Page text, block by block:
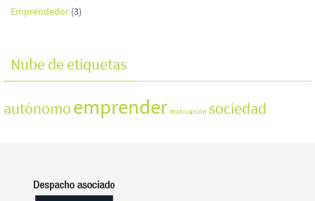
Emprendedor (3)
Nube de etiquetas
autónomoemprender motivación sociedad